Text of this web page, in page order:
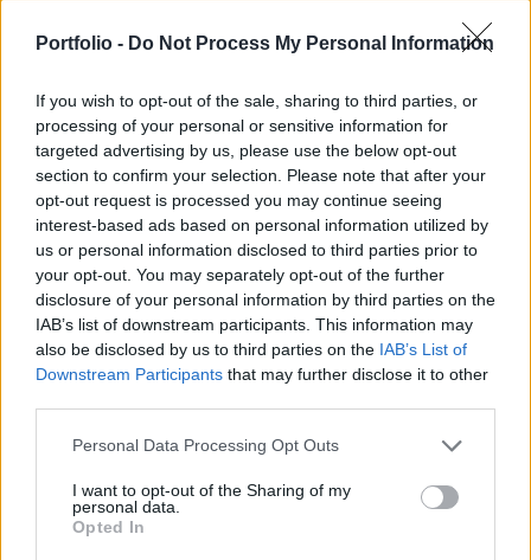
Portfolio - Do Not Process My Personal Information
If you wish to opt-out of the sale, sharing to third parties, or
processing of your personal or sensitive information for
targeted advertising by us, please use the below opt-out
section to confirm your selection. Please note that after your
opt-out request is processed you may continue seeing
interest-based ads based on personal information utilized by
us or personal information disclosed to third parties prior to
your opt-out. You may separately opt-out of the further
disclosure of your personal information by third parties on the
IAB’s list of downstream participants. This information may
also be disclosed by us to third parties on the IAB’s List of
Downstream Participants that may further disclose it to other
Personal Data Processing Opt Outs
I want to opt-out of the Sharing of my
personal data.
Opted In
válik kézzelfogható támogatássá a hazai KKV
életszakaszában lévő vállalatai számára.
Az Új Magyarország Kockázati Tőke Programokra
vonatkozó pályázatok benyújtására rendelkezésre álló hat
hetes pályázati időszak e hét hétfővel zárult. A pénzügyi
programot szervező Magyar Vállalkozásfinanszírozási Zrt.-
hez 18 kockázati tőkealap-kezelő társaságtól összesen 23
pályázat érkezett be (18 db a Közös Alap Alprogramra, 5 db
a Co-investment Alap Alprogramra...
KEDVES OLVASÓNK!
A keresett cikk a portfolio.hu hírarchívumához
regisztrációhoz kötött.